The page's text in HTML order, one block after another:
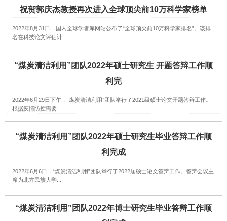
祝贺郭庆杰教授再次进入全球顶尖前10万科学家榜单
2022年8月31日，国内全球学者库网站公布了“全球顶尖前10万科学家排名”。该排
名在科技论文评估计...
“煤炭清洁利用”团队2022年硕士研究生 开题答辩工作顺
利完
2022年6月29日下午，“煤炭清洁利用”团队举行了2021级硕士论文开题答辩工作。
根据疫情防控需要...
“煤炭清洁利用”团队2022年硕士研究生毕业答辩工作顺
利完成
2022年6月6日，“煤炭清洁利用”团队举行了2022届硕士论文答辩工作。答辩会议主
席为北方民族大学...
“煤炭清洁利用”团队2022年博士研究生毕业答辩工作顺